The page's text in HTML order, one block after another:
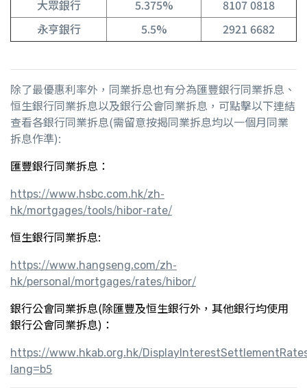
大眾銀行
5.375%
8107 0818
永亨銀行
5.5% 2921 6682
除了最優惠利率外，同業拆息也有分為匯豐銀行同業拆息、
恒生銀行同業拆息以及銀行公會同業拆息，可點擊以下連結
查看各銀行同業拆息(需留意按揭同業拆息均以一個月同業
拆息作準):
匯豐銀行同業拆息：
https://www.hsbc.com.hk/zh-
hk/mortgages/tools/hibor-rate/
恒生銀行同業拆息:
https://www.hangseng.com/zh-
hk/personal/mortgages/rates/hibor/
銀行公會同業拆息(除匯豐及恒生銀行外，其他銀行均使用
銀行公會同業拆息)：
https://www.hkab.org.hk/
lang=b5